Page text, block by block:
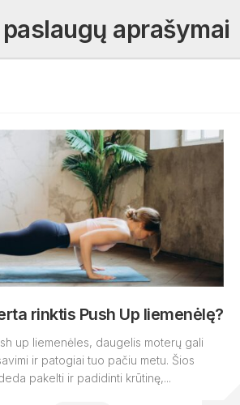
aprašymai
rinktis Push Up liemenėlę?
up liemenėles, daugelis moterų gali
ir patogiai tuo pačiu metu. Šios
pakelti ir padidinti krūtinę,...